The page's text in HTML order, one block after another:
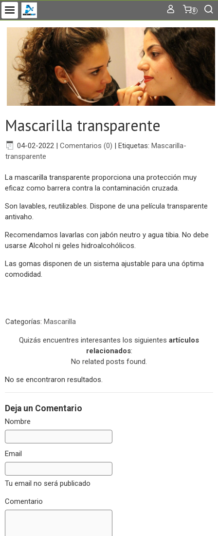
0
Mascarilla transparente
04-02-2022 | Comentarios (0) | Etiquetas: Mascarilla-
transparente
La mascarilla transparente proporciona una protección muy
eficaz como barrera contra la contaminación cruzada.
Son lavables, reutilizables. Dispone de una película transparente
antivaho.
Recomendamos lavarlas con jabón neutro y agua tibia. No debe
usarse Alcohol ni geles hidroalcohólicos.
Las gomas disponen de un sistema ajustable para una óptima
comodidad.
Categorías: Mascarilla
Quizás encuentres interesantes los siguientes artículos
relacionados:
No related posts found.
No se encontraron resultados.
Deja un Comentario
Nombre
Email
Tu email no será publicado
Comentario